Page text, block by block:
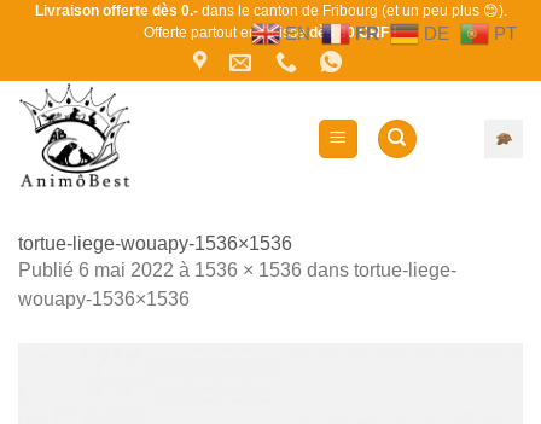
PasserLivraison offerte dès 0.-dans le canton de Fribourg (et un peu plus 😊).
Offerte partout en Suissedès 80 CHF !
tortue-liege-wouapy-1536×1536
Publié 6 mai 2022 à 1536 × 1536 dans tortue-liege-
wouapy-1536×1536
EN FR DE PT